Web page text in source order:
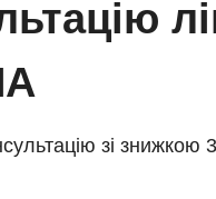
зі знижкою